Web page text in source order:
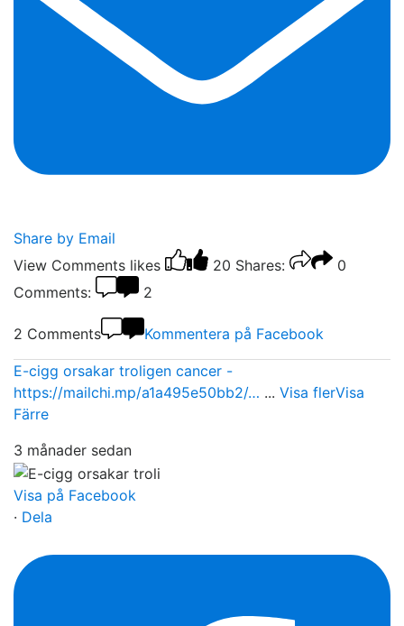
Share by Email
View Comments likes 20 Shares:
0
Comments:
2
2 Comments Kommentera på Facebook
E-cigg orsakar troligen cancer -
https://mailchi.mp/a1a495e50bb2/… ... Visa flerVisa
Färre
3 månader sedan
Visa på Facebook
· Dela